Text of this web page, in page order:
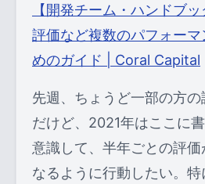
【開発チーム・ハンドブ
評価など複数のパフォー
めのガイド | Coral Capital
先週、ちょうど一部の方
だけど、2021年はここに
意識して、半年ごとの評
なるように行動したい。